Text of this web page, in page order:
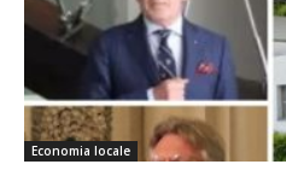
Economia locale